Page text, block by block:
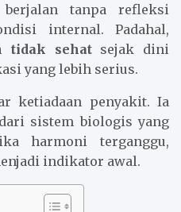
tanpa refleksi
internal. Padahal,
tidak sehatsejak dini
yang lebih serius.
ketiadaan penyakit. Ia
sistem biologis yang
harmoni terganggu,
indikator awal.